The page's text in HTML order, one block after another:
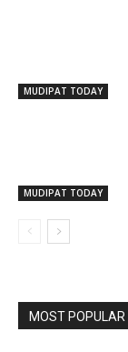
MUDIPAT TODAY
MUDIPAT TODAY
MOST POPULAR